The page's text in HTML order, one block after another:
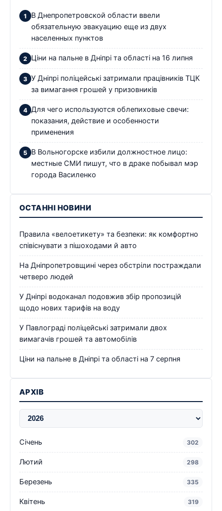
В Днепропетровской области ввели
обязательную эвакуацию еще из двух
населенных пунктов
Ціни на пальне в Дніпрі та області на 16 липня
У Дніпрі поліцейські затримали працівників ТЦК
за вимагання грошей у призовників
Для чего используются облепиховые свечи:
показания, действие и особенности
применения
В Вольногорске избили должностное лицо:
местные СМИ пишут, что в драке побывал мэр
города Василенко
ОСТАННІ НОВИНИ
Правила «велоетикету» та безпеки: як комфортно
співіснувати з пішоходами й авто
На Дніпропетровщині через обстріли постраждали
четверо людей
У Дніпрі водоканал подовжив збір пропозицій
щодо нових тарифів на воду
У Павлограді поліцейські затримали двох
вимагачів грошей та автомобілів
Ціни на пальне в Дніпрі та області на 7 серпня
АРХІВ
Січень 302
Лютий 298
Березень 335
Квітень 319